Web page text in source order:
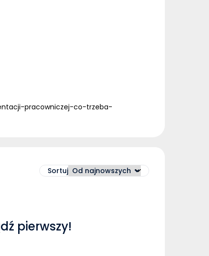
pracowniczej-co-trzeba-
Sortuj
pierwszy!